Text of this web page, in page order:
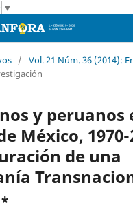
▼
/ Vol. 21 Núm. 36 (2014):
y peruanos
México, 1970-
de una